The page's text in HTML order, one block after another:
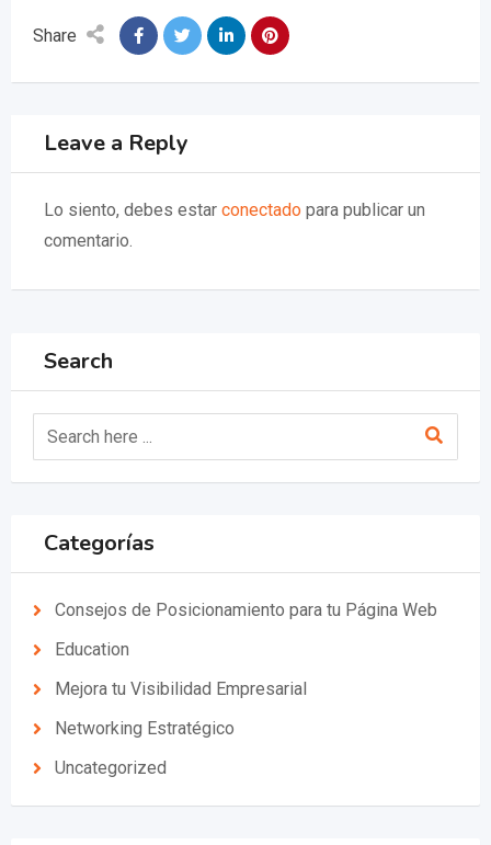
Share
Leave a Reply
Lo siento, debes estar conectado para publicar un
comentario.
Search
Categorías
Consejos de Posicionamiento para tu Página Web
Education
Mejora tu Visibilidad Empresarial
Networking Estratégico
Uncategorized